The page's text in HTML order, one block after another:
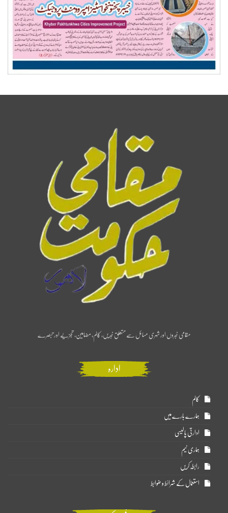
مقامی خبروں اور شہری مسائل سے متعلق خبریں، کالم، مضامین، تجزیے اور تبصرے
ادارہ
کالم
ہمارے بارے میں
ادارتی پالیسی
ہماری ٹیم
رابطہ کریں
استعمال کے شرائط و ضوابط